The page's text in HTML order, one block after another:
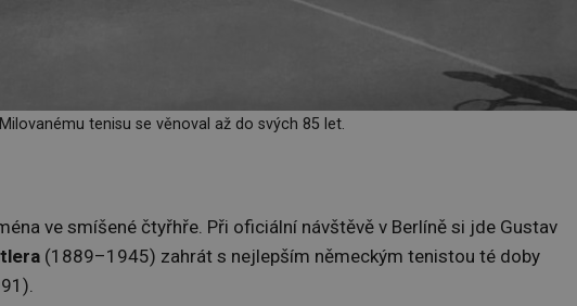
Milovanému tenisu se věnoval až do svých 85 let.
ve smíšené čtyřhře. Při oficiální návštěvě v Berlíně si jde Gustav
(1889–1945) zahrát s nejlepším německým tenistou té doby